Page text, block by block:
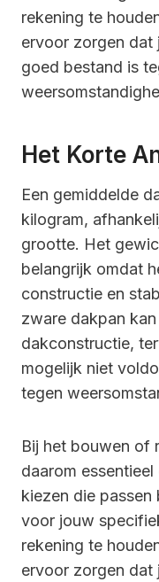
rekening te
ervoor zorgen dat
goed bestand is
Het Korte
Een gemiddelde
kilogram,
grootte. Het
belangrijk omdat
constructie en
zware dakpan
dakconstructie,
mogelijk niet
tegen
Bij het bouwen of
daarom
kiezen die
voor jouw
rekening te
ervoor zorgen dat